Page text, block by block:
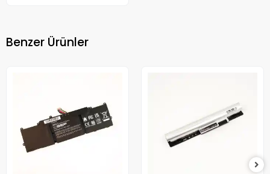
Benzer Ürünler